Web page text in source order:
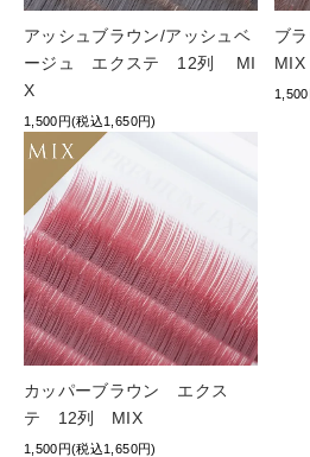
アッシュブラウン/アッシュベ
ージュ エクステ 12列 MI
X
1,500円(税込1,650円)
ブ
MIX
カッパーブラウン エクス
テ 12列 MIX
1,500円(税込1,650円)